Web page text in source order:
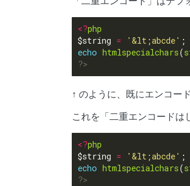
<?php
$string = '&lt;abcde'
echo htmlspecialchars(
?>
↑ のように、既にエンコー
これを「二重エンコードは
<?php
$string = '&lt;abcde'
echo htmlspecialchars(
?>